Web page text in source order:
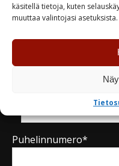
käsitellä tietoja, kuten
muuttaa valintojasi asetuksista.
Nimi*
Puhelinnumero*